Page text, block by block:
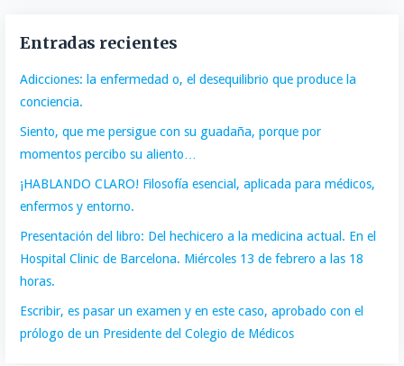
Entradas recientes
Adicciones: la enfermedad o, el desequilibrio que produce la
conciencia.
Siento, que me persigue con su guadaña, porque por
momentos percibo su aliento…
¡HABLANDO CLARO! Filosofía esencial, aplicada para médicos,
enfermos y entorno.
Presentación del libro: Del hechicero a la medicina actual. En el
Hospital Clinic de Barcelona. Miércoles 13 de febrero a las 18
horas.
Escribir, es pasar un examen y en este caso, aprobado con el
prólogo de un Presidente del Colegio de Médicos